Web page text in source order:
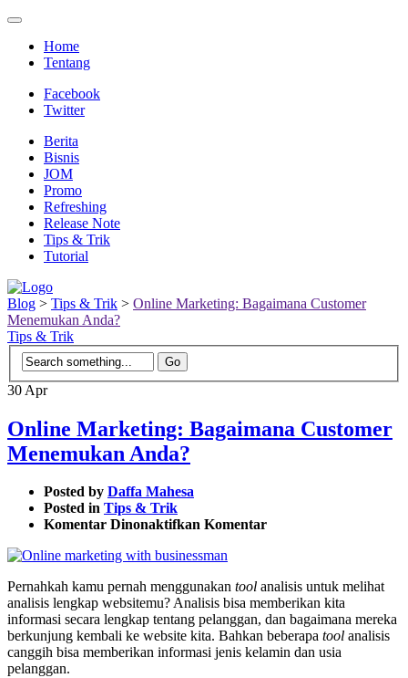
Home
Tentang
Facebook
Twitter
Berita
Bisnis
JOM
Promo
Refreshing
Release Note
Tips & Trik
Tutorial
Blog > Tips & Trik > Online Marketing: Bagaimana Customer
Menemukan Anda?
Tips & Trik
30 Apr
Online Marketing: Bagaimana Customer
Menemukan Anda?
Posted by Daffa Mahesa
Posted in Tips & Trik
Komentar Dinonaktifkan pada
Marketing:
Customer
Menemukan
Anda?
Komentar
Pernahkah kamu pernah menggunakan tool analisis untuk melihat
analisis lengkap websitemu? Analisis bisa memberikan kita
informasi secara lengkap tentang pelanggan, dan bagaimana mereka
berkunjung kembali ke website kita. Bahkan beberapa tool analisis
canggih bisa memberikan informasi jenis kelamin dan usia
pelanggan.